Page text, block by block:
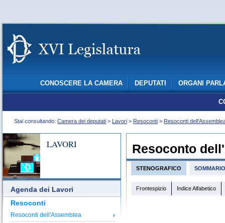
CONOSCERE LA CAMERA DEPUTATI ORGANI
Stai consultando: Camera dei deputati > Lavori > Resoconti > Resoconti
LAVORI
Agenda dei Lavori
Resoconti
Resoconti dell'Assemblea
Resoconto
STENOGRAFICO SOMMARIO
Frontespizio Indice Alfabetico